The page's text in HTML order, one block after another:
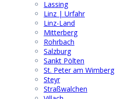
Lassing
Linz | Urfahr
Linz-Land
Mitterberg
Rohrbach
Salzburg
Sankt Pölten
St. Peter am Wimberg
Steyr
Straßwalchen